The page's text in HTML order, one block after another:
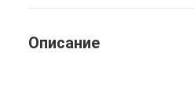
Implast
Описание